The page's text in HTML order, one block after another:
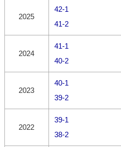
2025
42-1
41-2
2024
41-1
40-2
2023
40-1
39-2
2022
39-1
38-2